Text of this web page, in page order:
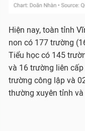
In bài viết
TỪ KHÓA:
#kế
#trung